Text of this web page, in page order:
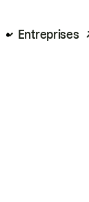
Entreprises